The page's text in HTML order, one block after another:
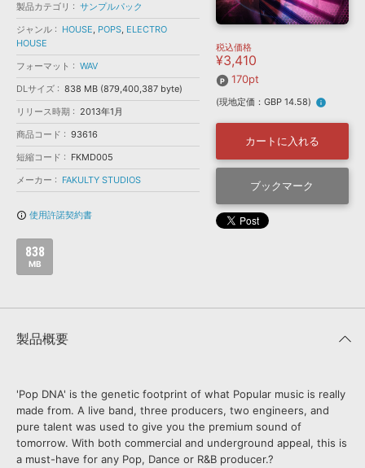
サンプルパック »
ソフトウェア／ツール »
DAW »
効果音 »
BGM »
特集 »
ニュースレター »
SONICWIREブログ »
製品サポート情報 »
DTMガイド »
FAQ »
お問い合わせ »
音楽カード
楽曲配信流通 サービス
無償のサウンド管理ソフト
SLS
ソフト音源 プラグイン・エフェクト
ソフトウェア／ツール DAW 効果音
メーカー
フォーマット
ランキング
製品カテゴリ
サンプルパック
ジャンル
HOUSE, POPS, ELECTRO
HOUSE
フォーマット
WAV
DLサイズ
838 MB (879,400,387 byte)
リリース時期
2013年1月
商品コード
93616
短縮コード
FKMD005
メーカー
FAKULTY STUDIOS
info_outline 使用許諾契約書
838
MB
税込価格
¥3,410
170pt
(現地定価：GBP 14.58) info
カートに入れる
ブックマーク
製品概要
'Pop DNA' is the genetic footprint of what Popular music is really
made from. A live band, three producers, two engineers, and
pure talent was used to give you the premium sound of
tomorrow. With both commercial and underground appeal, this is
a must-have for any Pop, Dance or R&B producer.?